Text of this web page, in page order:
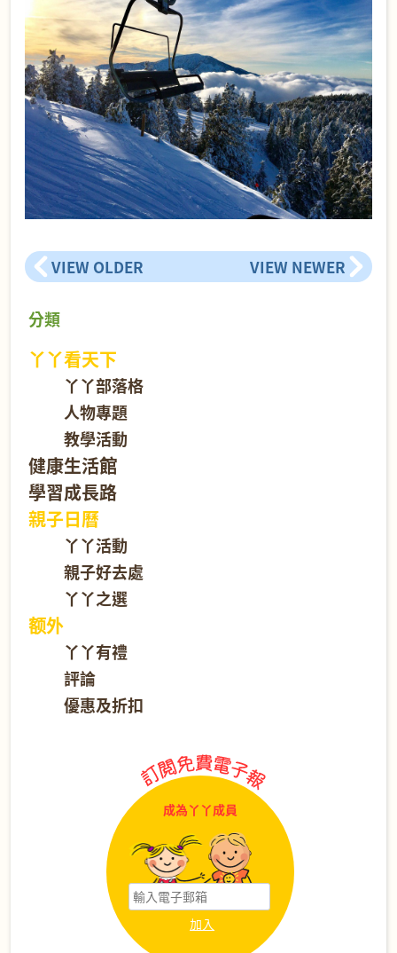
VIEW OLDER VIEW NEWER
分類
丫丫看天下
丫丫部落格
人物專題
教學活動
健康生活館
學習成長路
親子日曆
丫丫活動
親子好去處
丫丫之選
额外
丫丫有禮
評論
優惠及折扣
成為丫丫成員